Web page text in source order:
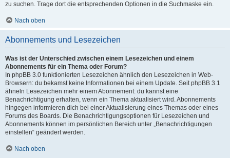
zu suchen. Trage dort die entsprechenden Optionen in die Suchmaske ein.
Nach oben
Abonnements und Lesezeichen
Was ist der Unterschied zwischen einem Lesezeichen und einem
Abonnements für ein Thema oder Forum?
In phpBB 3.0 funktionierten Lesezeichen ähnlich den Lesezeichen in Web-
Browsern: du bekamst keine Informationen bei einem Update. Seit phpBB 3.1
ähneln Lesezeichen mehr einem Abonnement: du kannst eine
Benachrichtigung erhalten, wenn ein Thema aktualisiert wird. Abonnements
hingegen informieren dich bei einer Aktualisierung eines Themas oder eines
Forums des Boards. Die Benachrichtigungsoptionen für Lesezeichen und
Abonnements können im persönlichen Bereich unter „Benachrichtigungen
einstellen“ geändert werden.
Nach oben